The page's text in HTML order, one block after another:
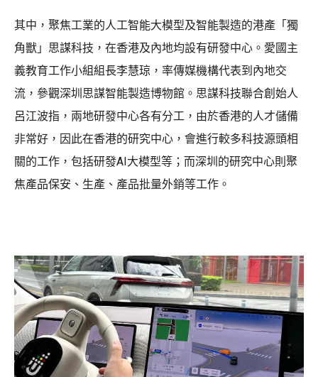
其中，聚焦工業的人工智能大模型及智能製造的港產「獨
角獸」思謀科技，在香港及內地均設有研發中心。愛國主
義教育工作小組組長李慧琼，率傳媒機構代表到內地交
流，參觀深圳思謀智能製造博物館。思謀科技聯合創始人
呂江波指，兩地研發中心各有分工，由於香港的人才儲備
非常好，因此在香港的研究中心，會進行較多科技源頭相
關的工作，包括研發AI大模型等；而深圳的研究中心則聚
焦產品保安、生產、產品批量外銷等工作。